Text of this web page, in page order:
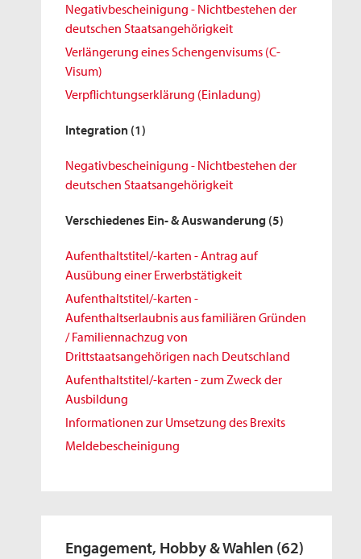
Negativbescheinigung - Nichtbestehen der
deutschen Staatsangehörigkeit
Verlängerung eines Schengenvisums (C-
Visum)
Verpflichtungserklärung (Einladung)
Integration (1)
Negativbescheinigung - Nichtbestehen der
deutschen Staatsangehörigkeit
Verschiedenes Ein- & Auswanderung (5)
Aufenthaltstitel/-karten - Antrag auf
Ausübung einer Erwerbstätigkeit
Aufenthaltstitel/-karten -
Aufenthaltserlaubnis aus familiären Gründen
/ Familiennachzug von
Drittstaatsangehörigen nach Deutschland
Aufenthaltstitel/-karten - zum Zweck der
Ausbildung
Informationen zur Umsetzung des Brexits
Meldebescheinigung
Engagement, Hobby & Wahlen (62)